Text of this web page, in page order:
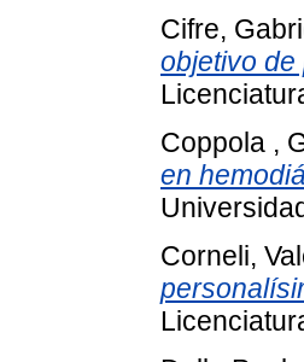
Cifre,
objetivo
Coppola ,
en
Corneli,